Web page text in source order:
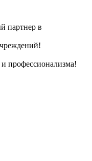
партнер в
профессионализма!